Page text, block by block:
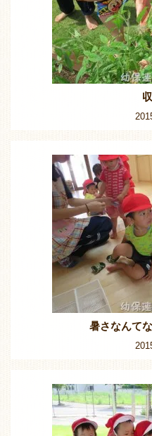
暑さなんて